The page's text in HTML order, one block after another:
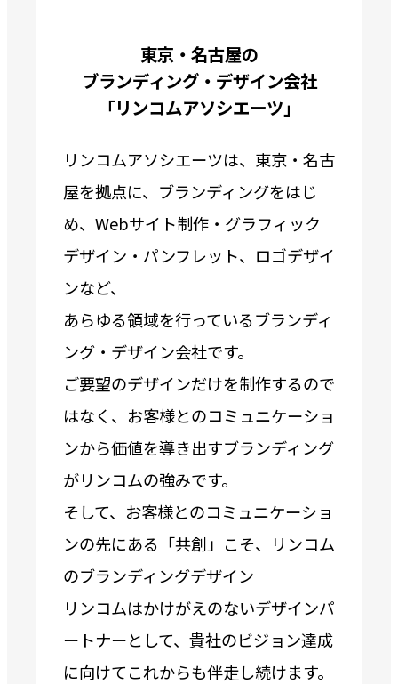
東京・名古屋の
ブランディング・デザイン会社
「リンコムアソシエーツ」
リンコムアソシエーツは、東京・名古
屋を拠点に、ブランディングをはじ
め、Webサイト制作・グラフィック
デザイン・パンフレット、ロゴデザイ
ンなど、
あらゆる領域を行っているブランディ
ング・デザイン会社です。
ご要望のデザインだけを制作するので
はなく、お客様とのコミュニケーショ
ンから価値を導き出すブランディング
がリンコムの強みです。
そして、お客様とのコミュニケーショ
ンの先にある「共創」こそ、リンコム
のブランディングデザイン
リンコムはかけがえのないデザインパ
ートナーとして、貴社のビジョン達成
に向けてこれからも伴走し続けます。